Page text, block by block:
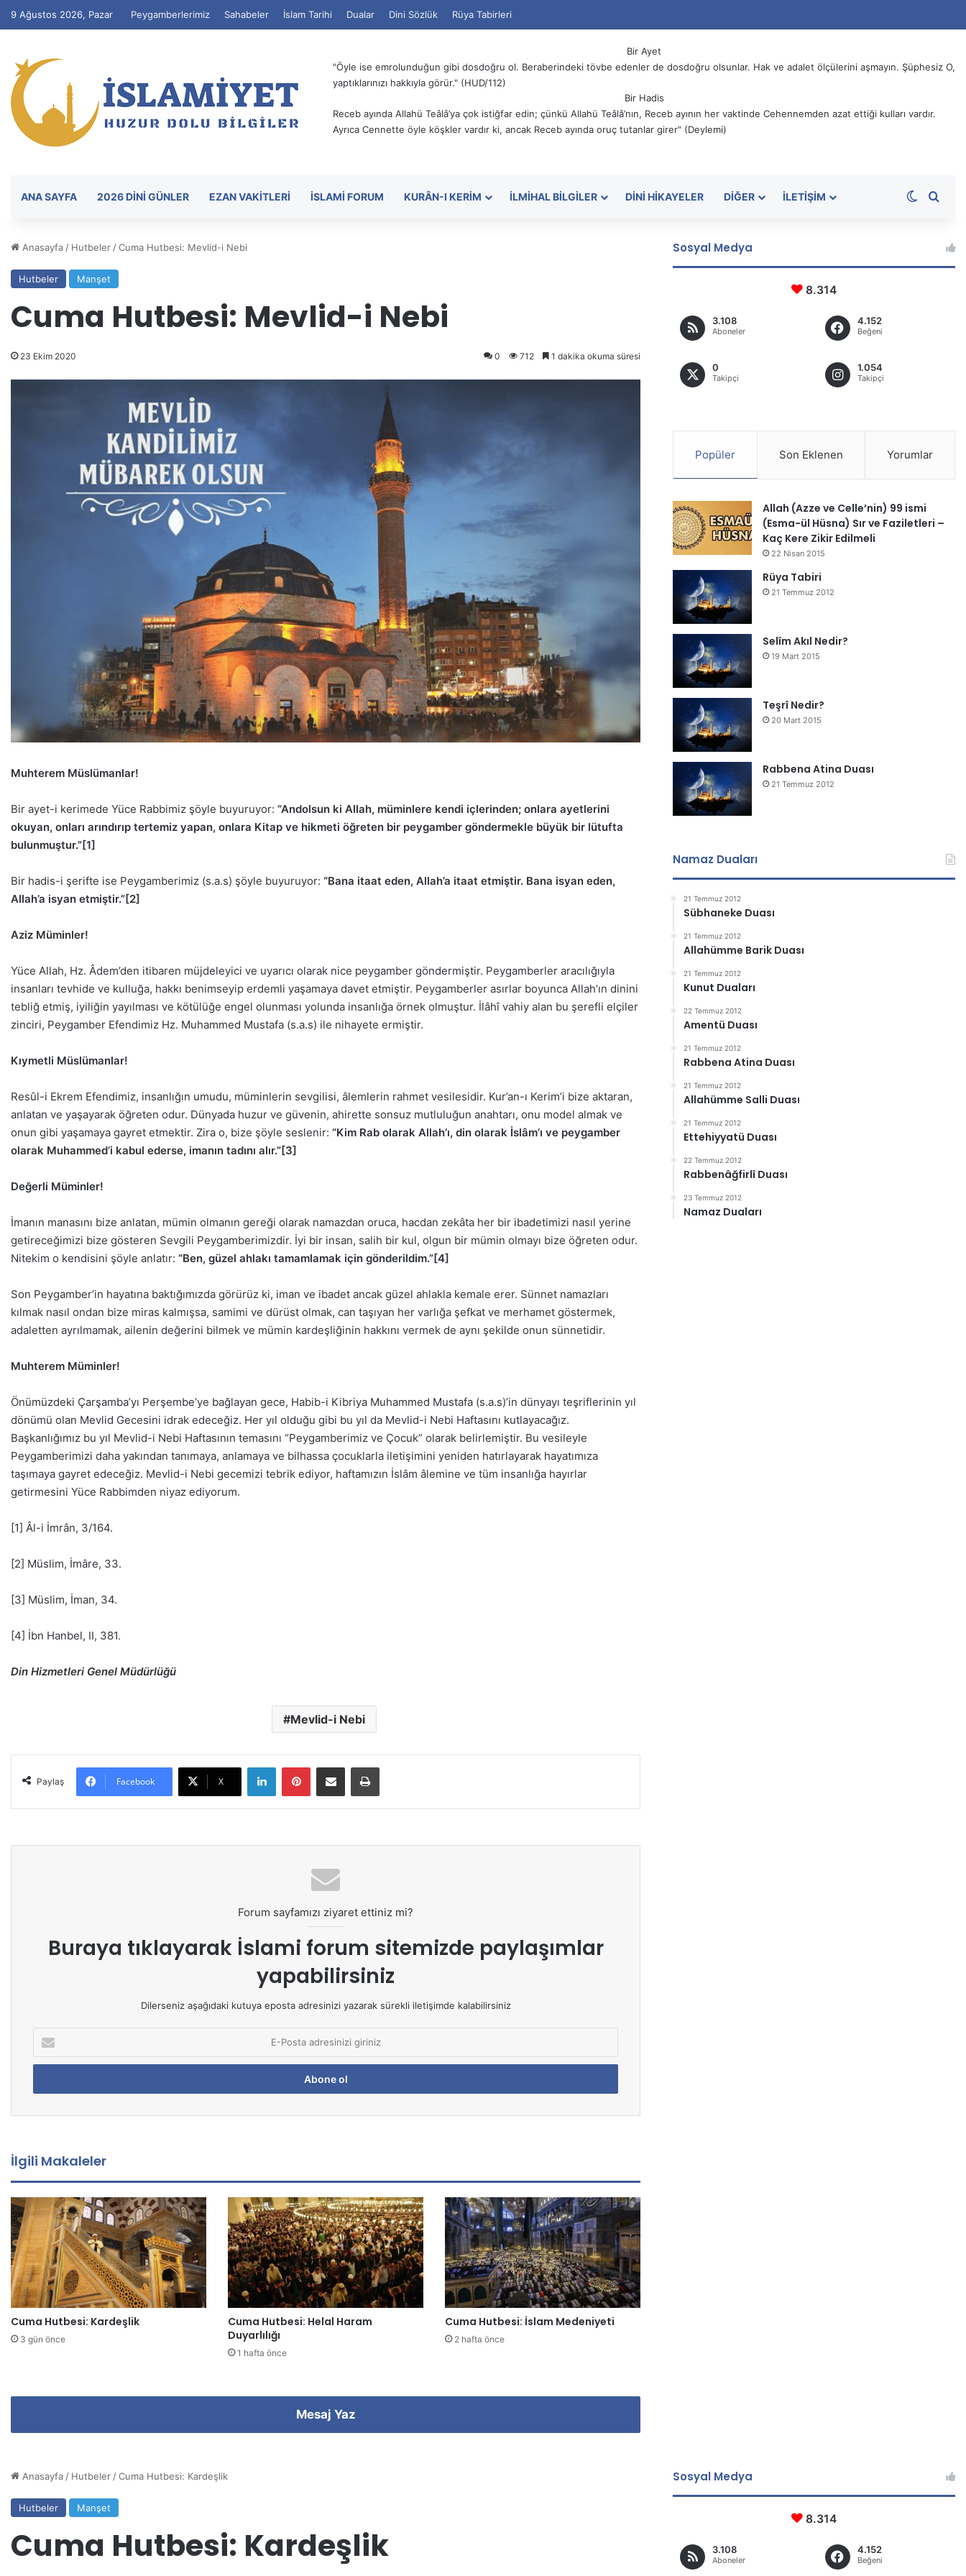
9 Ağustos 2026, Pazar Peygamberlerimiz Sahabeler İslam Tarihi Dualar Dini Sözlük Rüya Tabirleri
Bir Ayet
"Öyle ise emrolunduğun gibi dosdoğru ol. Beraberindeki tövbe edenler de dosdoğru olsunlar. Hak ve adalet ölçülerini aşmayın. Şüphesiz O,
yaptıklarınızı hakkıyla görür." (HUD/112)
Bir Hadis
Receb ayında Allahü Teâlâ’ya çok istiğfar edin; çünkü Allahü Teâlâ’nın, Receb ayının her vaktinde Cehennemden azat ettiği kulları vardır.
Ayrıca Cennette öyle köşkler vardır ki, ancak Receb ayında oruç tutanlar girer" (Deylemi)
ANA SAYFA 2026 DİNİ GÜNLER EZAN VAKITLERI İSLAMI FORUM KURÂN-I KERIM İLMIHAL BILGILER DINI HIKAYELER DIĞER İLETIŞIM Dış
Anasayfa / Hutbeler /Cuma Hutbesi: Mevlid-i Nebi
Hutbeler Manşet
Cuma Hutbesi: Mevlid-i Nebi
23 Ekim 2020 0 712 1 dakika okuma süresi
Muhterem Müslümanlar!
Bir ayet-i kerimede Yüce Rabbimiz şöyle buyuruyor: “Andolsun ki Allah, müminlere kendi içlerinden; onlara ayetlerini
okuyan, onları arındırıp tertemiz yapan, onlara Kitap ve hikmeti öğreten bir peygamber göndermekle büyük bir lütufta
bulunmuştur.”[1]
Bir hadis-i şerifte ise Peygamberimiz (s.a.s) şöyle buyuruyor: “Bana itaat eden, Allah’a itaat etmiştir. Bana isyan eden,
Allah’a isyan etmiştir.”[2]
Aziz Müminler!
Yüce Allah, Hz. Âdem’den itibaren müjdeleyici ve uyarıcı olarak nice peygamber göndermiştir. Peygamberler aracılığıyla
insanları tevhide ve kulluğa, hakkı benimseyip erdemli yaşamaya davet etmiştir. Peygamberler asırlar boyunca Allah’ın dinini
tebliğ etmiş, iyiliğin yayılması ve kötülüğe engel olunması yolunda insanlığa örnek olmuştur. İlâhî vahiy alan bu şerefli elçiler
zinciri, Peygamber Efendimiz Hz. Muhammed Mustafa (s.a.s) ile nihayete ermiştir.
Kıymetli Müslümanlar!
Resûl-i Ekrem Efendimiz, insanlığın umudu, müminlerin sevgilisi, âlemlerin rahmet vesilesidir. Kur’an-ı Kerim’i bize aktaran,
anlatan ve yaşayarak öğreten odur. Dünyada huzur ve güvenin, ahirette sonsuz mutluluğun anahtarı, onu model almak ve
onun gibi yaşamaya gayret etmektir. Zira o, bize şöyle seslenir: “Kim Rab olarak Allah’ı, din olarak İslâm’ı ve peygamber
olarak Muhammed’i kabul ederse, imanın tadını alır.”[3]
Değerli Müminler!
İmanın manasını bize anlatan, mümin olmanın gereği olarak namazdan oruca, hacdan zekâta her bir ibadetimizi nasıl yerine
getireceğimizi bize gösteren Sevgili Peygamberimizdir. İyi bir insan, salih bir kul, olgun bir mümin olmayı bize öğreten odur.
Nitekim o kendisini şöyle anlatır: “Ben, güzel ahlakı tamamlamak için gönderildim.”[4]
Son Peygamber’in hayatına baktığımızda görürüz ki, iman ve ibadet ancak güzel ahlakla kemale erer. Sünnet namazları
kılmak nasıl ondan bize miras kalmışsa, samimi ve dürüst olmak, can taşıyan her varlığa şefkat ve merhamet göstermek,
adaletten ayrılmamak, ailenin değerini bilmek ve mümin kardeşliğinin hakkını vermek de aynı şekilde onun sünnetidir.
Muhterem Müminler!
Önümüzdeki Çarşamba’yı Perşembe’ye bağlayan gece, Habib-i Kibriya Muhammed Mustafa (s.a.s)’in dünyayı teşriflerinin yıl
dönümü olan Mevlid Gecesini idrak edeceğiz. Her yıl olduğu gibi bu yıl da Mevlid-i Nebi Haftasını kutlayacağız.
Başkanlığımız bu yıl Mevlid-i Nebi Haftasının temasını “Peygamberimiz ve Çocuk” olarak belirlemiştir. Bu vesileyle
Peygamberimizi daha yakından tanımaya, anlamaya ve bilhassa çocuklarla iletişimini yeniden hatırlayarak hayatımıza
taşımaya gayret edeceğiz. Mevlid-i Nebi gecemizi tebrik ediyor, haftamızın İslâm âlemine ve tüm insanlığa hayırlar
getirmesini Yüce Rabbimden niyaz ediyorum.
[1] Âl-i İmrân, 3/164.
[2] Müslim, İmâre, 33.
[3] Müslim, İman, 34.
[4] İbn Hanbel, II, 381.
Din Hizmetleri Genel Müdürlüğü
Mevlid-i Nebi
Paylaş Facebook X
Forum sayfamızı ziyaret ettiniz mi?
Buraya tıklayarak İslami forum sitemizde paylaşımlar
yapabilirsiniz
Dilerseniz aşağıdaki kutuya eposta adresinizi yazarak sürekli iletişimde kalabilirsiniz
P
s
d
e
s
i
z
i
g
i
r
i
İlgili Makaleler
Cuma Hutbesi: Kardeşlik
3 gün önce
Cuma Hutbesi: Helal Haram
Duyarlılığı
1 hafta önce
Cuma Hutbesi: İslam Medeniyeti
2 hafta önce
Mesaj Yaz
Sosyal Medya
8.314
3.108
Aboneler
4.152
Beğeni
0
Takipçi
1.054
Takipçi
Popüler Son Eklenen Yorumlar
Allah (Azze ve Celle’nin) 99 ismi
(Esma-ül Hüsna) Sır ve Faziletleri –
Kaç Kere Zikir Edilmeli
22 Nisan 2015
Rüya Tabiri
21 Temmuz 2012
Selîm Akıl Nedir?
19 Mart 2015
Teşrî Nedir?
20 Mart 2015
Rabbena Atina Duası
21 Temmuz 2012
Namaz Duaları
21 Temmuz 2012
Sübhaneke Duası
21 Temmuz 2012
Allahümme Barik Duası
21 Temmuz 2012
Kunut Duaları
22 Temmuz 2012
Amentü Duası
21 Temmuz 2012
Rabbena Atina Duası
21 Temmuz 2012
Allahümme Salli Duası
21 Temmuz 2012
Ettehiyyatü Duası
22 Temmuz 2012
Rabbenâğfirlî Duası
23 Temmuz 2012
Namaz Duaları